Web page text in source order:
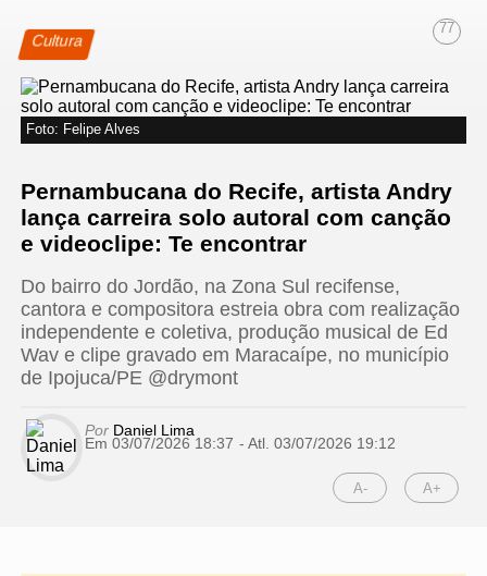
Cultura
77
Foto: Felipe Alves
Pernambucana do Recife, artista Andry
lança carreira solo autoral com canção
e videoclipe: Te encontrar
Do bairro do Jordão, na Zona Sul recifense,
cantora e compositora estreia obra com realização
independente e coletiva, produção musical de Ed
Wav e clipe gravado em Maracaípe, no município
de Ipojuca/PE @drymont
Por Daniel Lima
Em 03/07/2026 18:37 - Atl. 03/07/2026 19:12
A- A+